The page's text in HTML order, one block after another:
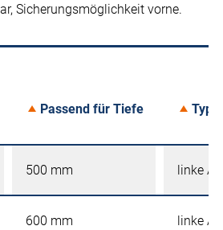
Sicherungsmöglichkeit vorne.
Passend für Tiefe Typ
500 mm linke
600 mm linke